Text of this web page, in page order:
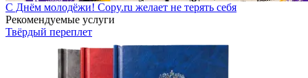
С Днём молодёжи! Copy.ru желает не терять себя
Рекомендуемые услуги
Твёрдый переплет